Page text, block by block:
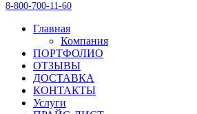
8-800-700-11-60
Главная
Компания
ПОРТФОЛИО
ОТЗЫВЫ
ДОСТАВКА
КОНТАКТЫ
Услуги